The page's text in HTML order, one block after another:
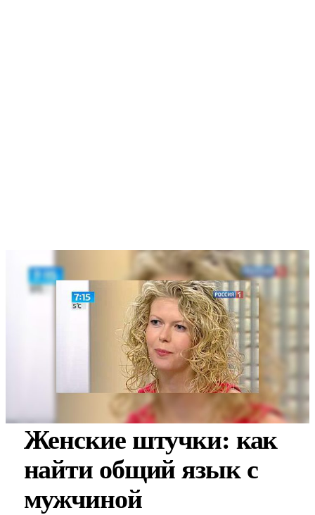
Женские штучки: как
найти общий язык с
мужчиной